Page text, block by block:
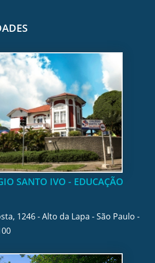
SANTO IVO - EDUCAÇÃO
1246 - Alto da Lapa - São Paulo -